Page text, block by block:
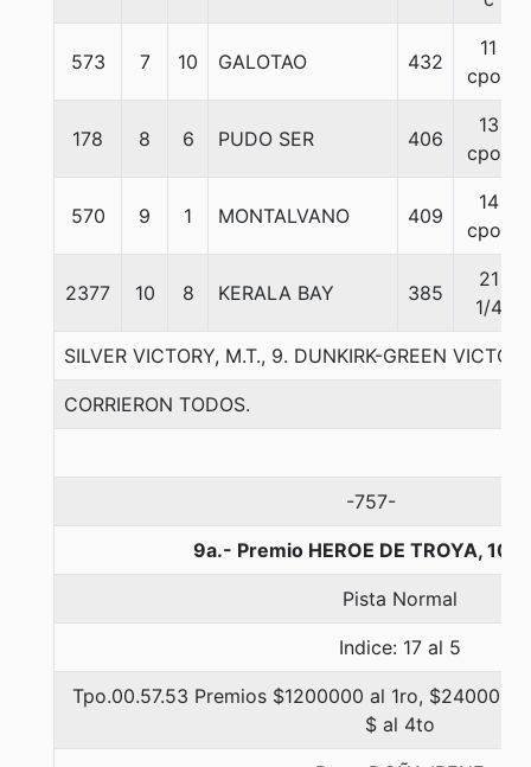
573 7 10 GALOTAO 432
11
cpos
178 8 6 PUDO SER 406
13
cpos
570 9 1 MONTALVANO 409
14
cpos
2377 10 8 KERALA BAY 385
21
1/4
SILVER VICTORY, M.T., 9. DUNKIRK-GREEN
CORRIERON TODOS.
-757-
9a.- Premio HEROE DE TROYA,
Pista Normal
Indice: 17 al 5
Tpo.00.57.53 Premios $1200000 al 1ro, $240000
$ al 4to